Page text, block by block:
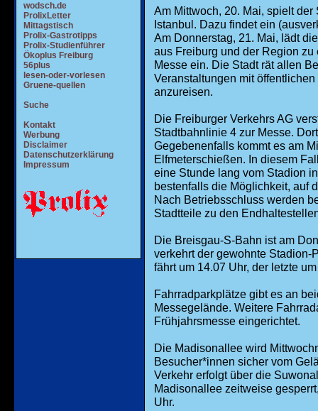
wodsch.de
ProlixLetter
Mittagstisch
Prolix-Gastrotipps
Prolix-Studienführer
Ökoplus Freiburg
56plus
lesen-oder-vorlesen
Gruene-quellen
Suche
Kontakt
Werbung
Disclaimer
Datenschutzerklärung
Impressum
Am Mittwoch, 20. Mai, spielt
Istanbul. Dazu findet ein
Am Donnerstag, 21. Mai, lädt
aus Freiburg und der Region
Messe ein. Die Stadt rät allen
Veranstaltungen mit
anzureisen.
Die Freiburger Verkehrs AG
Stadtbahnlinie 4 zur Messe.
Gegebenenfalls kommt es am
Elfmeterschießen. In diesem
eine Stunde lang vom Stadion
bestenfalls die Möglichkeit, auf
Nach Betriebsschluss werden
Stadtteile zu den
Die Breisgau-S-Bahn ist am
verkehrt der gewohnte
fährt um 14.07 Uhr, der letzte
Fahrradparkplätze gibt es an
Messegelände. Weitere
Frühjahrsmesse eingerichtet.
Die Madisonallee wird
Besucher*innen sicher vom
Verkehr erfolgt über die
Madisonallee zeitweise
Uhr.